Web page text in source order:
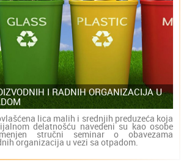
I RADNIH ORGANIZACIJA U
lica malih i srednjih preduzeća koja
delatnošću navedeni su kao osobe
stručni seminar o obavezama
organizacija u vezi sa otpadom.